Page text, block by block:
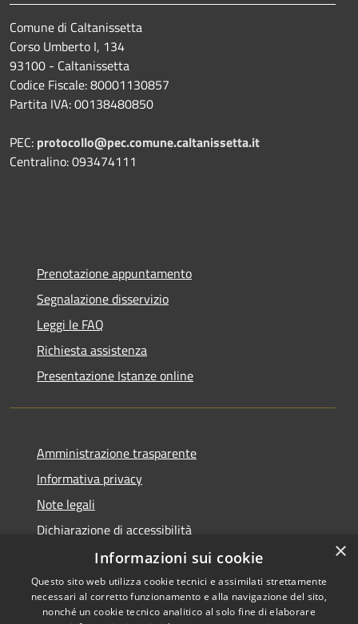
Comune di Caltanissetta
Corso Umberto I, 134
93100 - Caltanissetta
Codice Fiscale: 80001130857
Partita IVA: 00138480850
PEC: protocollo@pec.comune.caltanissetta.it
Centralino: 093474111
Prenotazione appuntamento
Segnalazione disservizio
Leggi le FAQ
Richiesta assistenza
Presentazione Istanze online
Amministrazione trasparente
Informativa privacy
Note legali
Dichiarazione di accessibilità
Copyright © 2026 • Comune di
×
Informazioni sui cookie
Questo sito web utilizza cookie tecnici e assimilati strettamente
necessari al corretto funzionamento e alla navigazione del sito,
nonché un cookie tecnico analitico al solo fine di elaborare